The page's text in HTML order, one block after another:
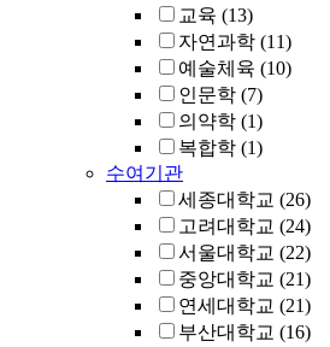
교육 (13)
자연과학 (11)
예술체육 (10)
인문학 (7)
의약학 (1)
복합학 (1)
수여기관
세종대학교 (26)
고려대학교 (24)
서울대학교 (22)
중앙대학교 (21)
연세대학교 (21)
부산대학교 (16)